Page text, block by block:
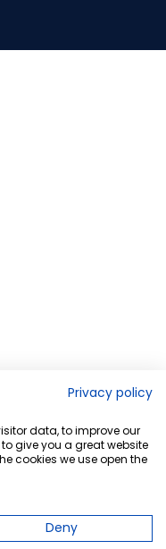
Privacy policy
data, to improve our
give you a great website
cookies we use open the
Deny